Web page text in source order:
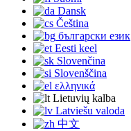
Dansk
Čeština
български език
Eesti keel
Slovenčina
Slovenščina
ελληνικά
Lietuvių kalba
Latviešu valoda
中文